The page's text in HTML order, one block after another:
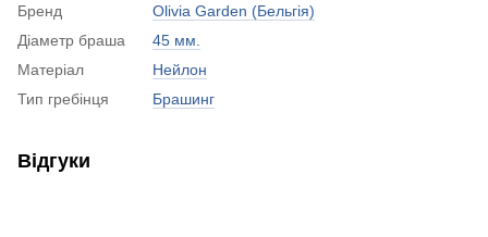
Бренд
Olivia Garden (Бельгія)
Діаметр браша
45 мм.
Матеріал
Нейлон
Тип гребінця
Брашинг
Відгуки